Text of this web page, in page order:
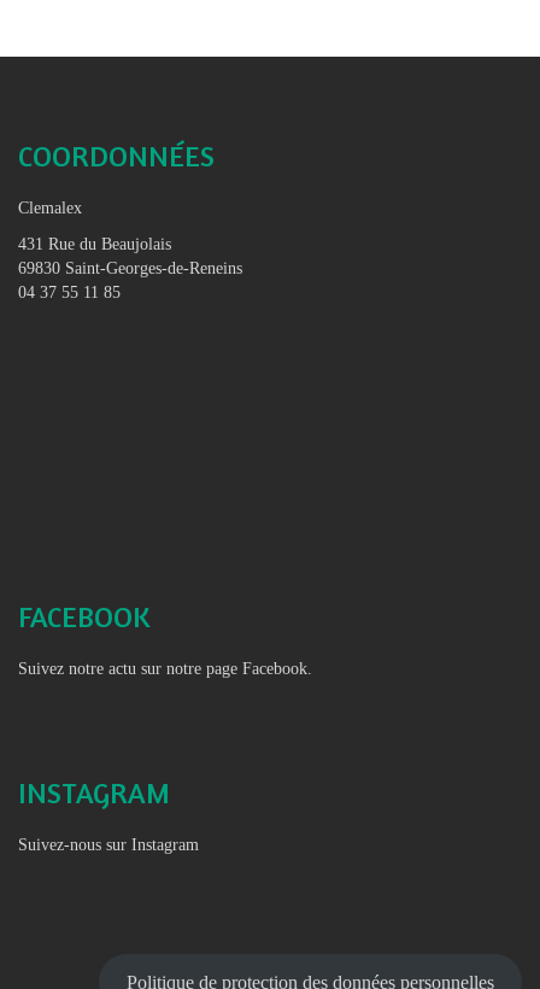
COORDONNÉES
Clemalex
431 Rue du Beaujolais
69830 Saint-Georges-de-Reneins
04 37 55 11 85
FACEBOOK
Suivez notre actu sur notre page Facebook.
INSTAGRAM
Suivez-nous sur Instagram
Politique de protection des données personnelles